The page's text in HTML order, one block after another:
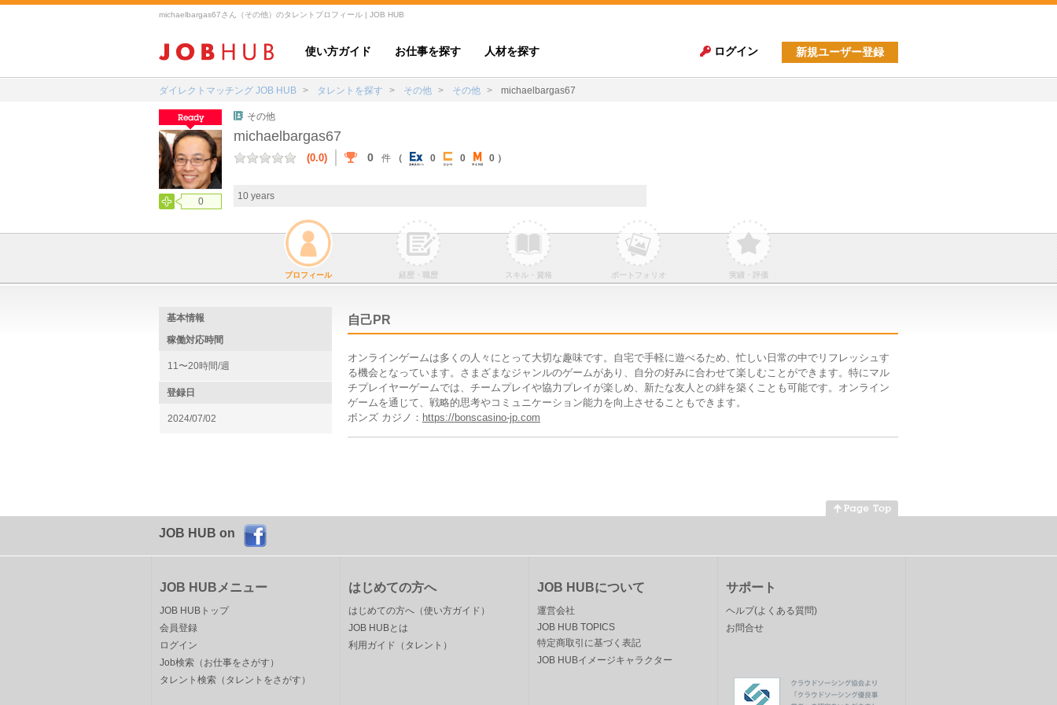
michaelbargas67さん（その他）のタレントプロフィール | JOB HUB
使い方ガイド お仕事を探す 人材を探す ログイン 新規ユーザー登録
ダイレクトマッチング JOB HUB タレントを探す その他 その他 michaelbargas67
0
その他
michaelbargas67
(0.0) 0 件 （ 0 0 0 ）
10 years
プロフィール 経歴・職歴 スキル・資格 ポートフォリオ 実績・評価
基本情報
稼働対応時間
11〜20時間/週
登録日
2024/07/02
自己PR
オンラインゲームは多くの人々にとって大切な趣味です。自宅で手軽に遊べるため、忙しい日常の中でリフレッシュす
る機会となっています。さまざまなジャンルのゲームがあり、自分の好みに合わせて楽しむことができます。特にマル
チプレイヤーゲームでは、チームプレイや協力プレイが楽しめ、新たな友人との絆を築くことも可能です。オンライン
ゲームを通じて、戦略的思考やコミュニケーション能力を向上させることもできます。
ボンズ カジノ： https://bonscasino-jp.com
JOB HUB on
JOB HUBメニュー
JOB HUBトップ
会員登録
ログイン
Job検索（お仕事をさがす）
タレント検索（タレントをさがす）
はじめての方へ
はじめての方へ（使い方ガイド）
JOB HUBとは
利用ガイド（タレント）
JOB HUBについて
運営会社
JOB HUB TOPICS
特定商取引に基づく表記
JOB HUBイメージキャラクター
サポート
ヘルプ(よくある質問)
お問合せ